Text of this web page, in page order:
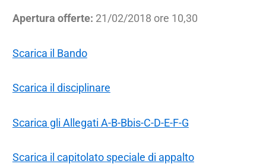
Apertura offerte: 21/02/2018 ore 10,30
Scarica il Bando
Scarica il disciplinare
Scarica gli Allegati A-B-Bbis-C-D-E-F-G
Scarica il capitolato speciale di appalto